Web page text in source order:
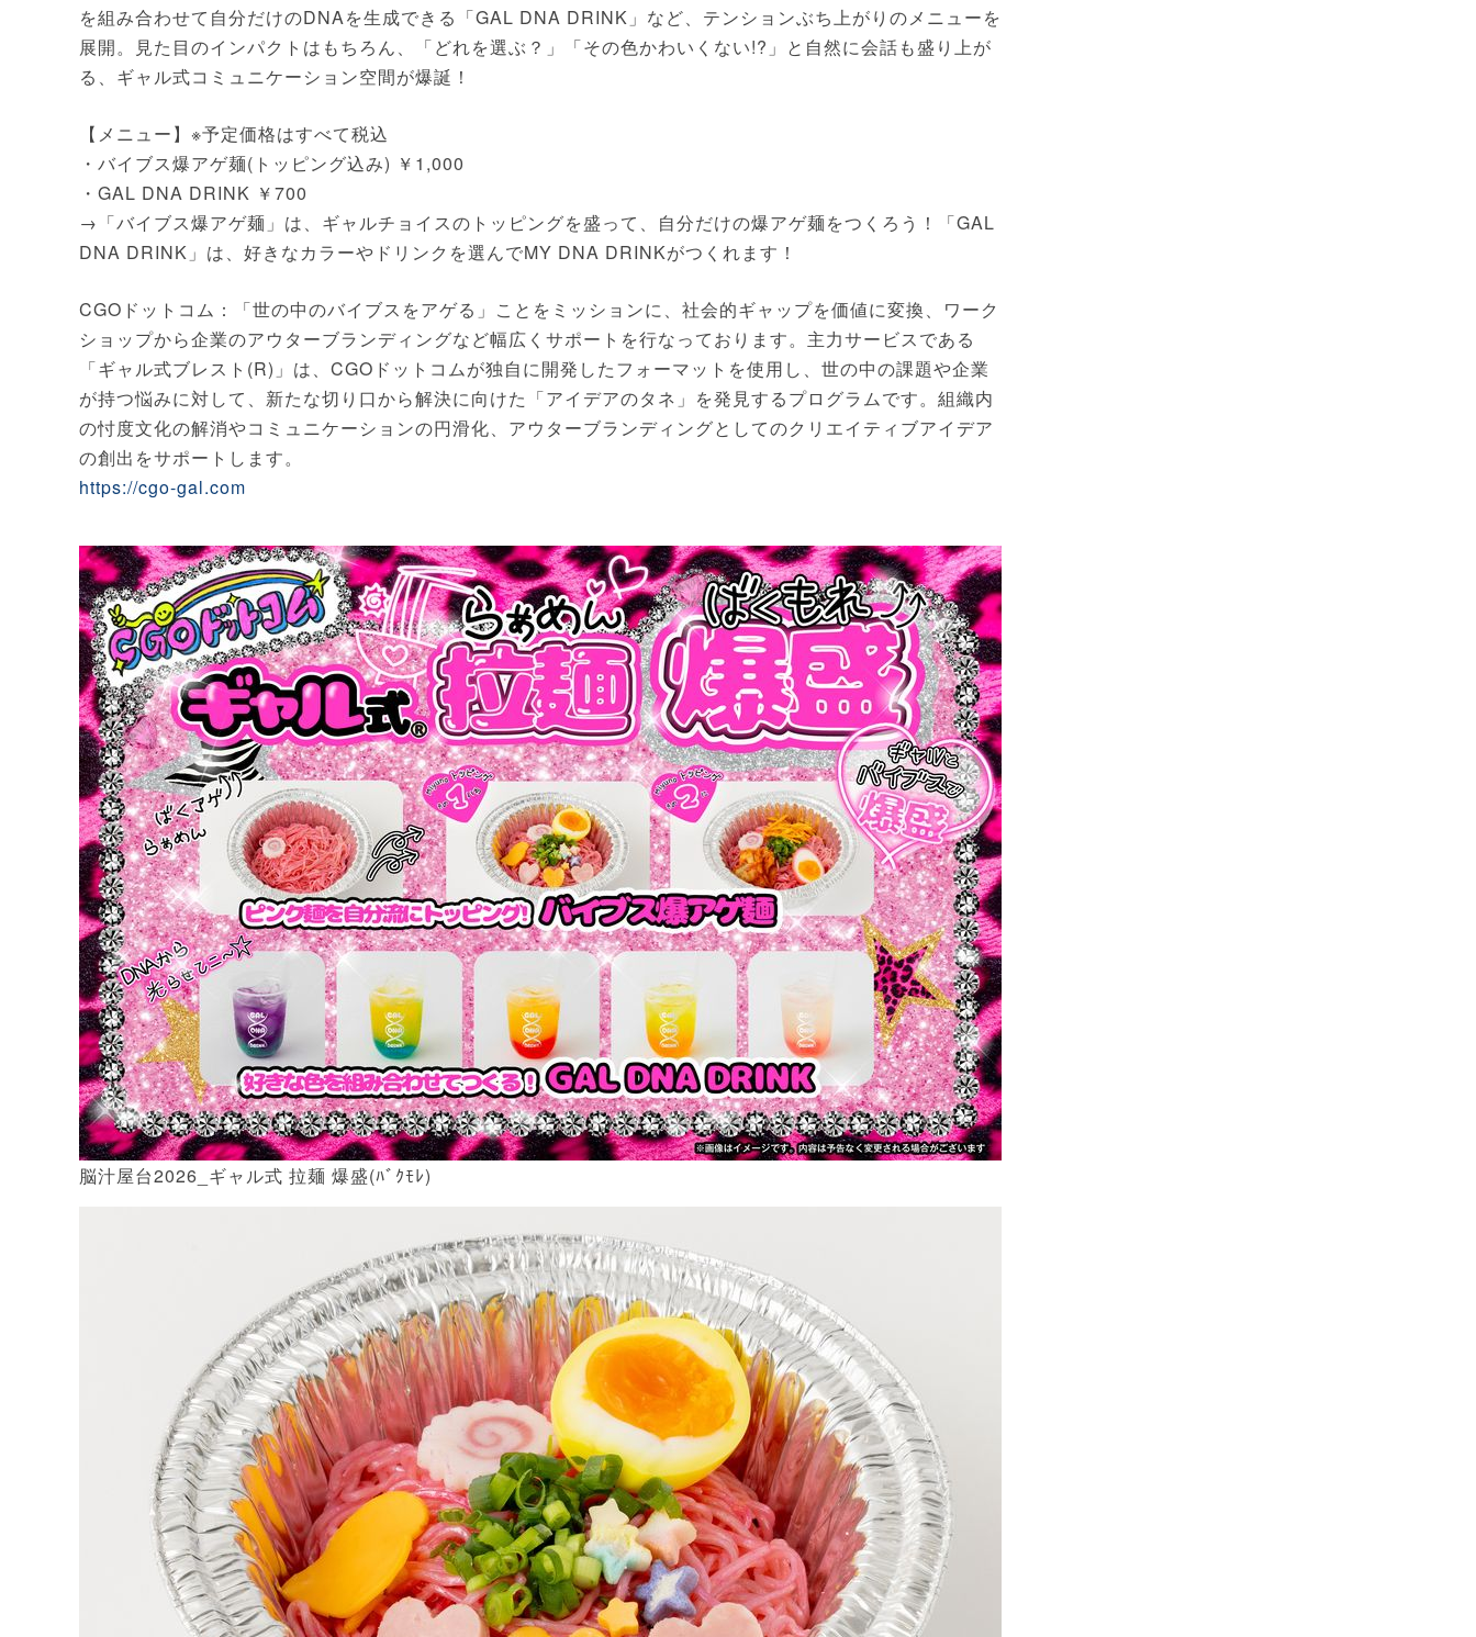
を組み合わせて自分だけのDNAを生成できる「GAL DNA DRINK」など、テンションぶち上がりのメニューを
展開。見た目のインパクトはもちろん、「どれを選ぶ？」「その色かわいくない!?」と自然に会話も盛り上が
る、ギャル式コミュニケーション空間が爆誕！
【メニュー】※予定価格はすべて税込
・バイブス爆アゲ麺(トッピング込み) ￥1,000
・GAL DNA DRINK ￥700
→「バイブス爆アゲ麺」は、ギャルチョイスのトッピングを盛って、自分だけの爆アゲ麺をつくろう！「GAL
DNA DRINK」は、好きなカラーやドリンクを選んでMY DNA DRINKがつくれます！
CGOドットコム：「世の中のバイブスをアゲる」ことをミッションに、社会的ギャップを価値に変換、ワーク
ショップから企業のアウターブランディングなど幅広くサポートを行なっております。主力サービスである
「ギャル式ブレスト(R)」は、CGOドットコムが独自に開発したフォーマットを使用し、世の中の課題や企業
が持つ悩みに対して、新たな切り口から解決に向けた「アイデアのタネ」を発見するプログラムです。組織内
の忖度文化の解消やコミュニケーションの円滑化、アウターブランディングとしてのクリエイティブアイデア
の創出をサポートします。
https://cgo-gal.com
脳汁屋台2026_ギャル式 拉麺 爆盛(ﾊﾞｸﾓﾚ)